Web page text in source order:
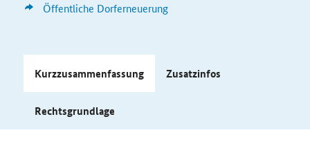
Öffentliche Dorferneuerung
Kurzzusammenfassung Zusatzinfos
Rechtsgrundlage